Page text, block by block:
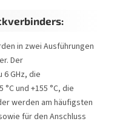
in zwei Ausführungen
Der
GHz, die
und +155 °C, die
werden am häufigsten
für den Anschluss